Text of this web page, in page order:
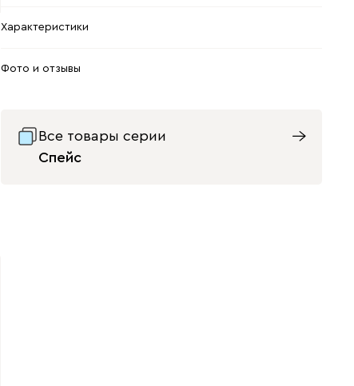
Характеристики
Фото и отзывы
Все товары серии
Спейс